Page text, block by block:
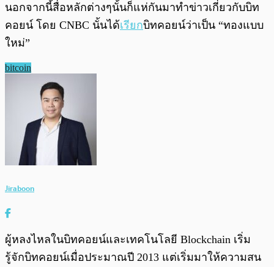
นอกจากนี้สื่อหลักต่างๆนั้นก็แห่กันมาทำข่าวเกี่ยวกับบิท
คอยน์ โดย CNBC นั้นได้เรียกบิทคอยน์ว่าเป็น “ทองแบบ
ใหม่”
bitcoin
Jiraboon
ผู้หลงไหลในบิทคอยน์และเทคโนโลยี Blockchain เริ่ม
รู้จักบิทคอยน์เมื่อประมาณปี 2013 แต่เริ่มมาให้ความสน